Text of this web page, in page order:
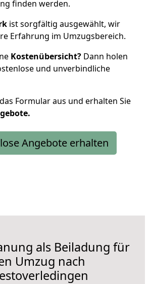
finden werden.
ist sorgfältig ausgewählt, wir
Erfahrung im Umzugsbereich.
Kostenübersicht? Dann holen
und unverbindliche
Formular aus und erhalten Sie
Angebote erhalten
als Beiladung für
Umzug nach